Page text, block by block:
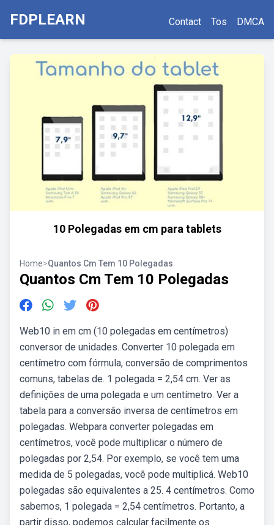
FDPLEARN Contact Tos DMCA
10 Polegadas em cm para tablets
Home>Quantos Cm Tem 10 Polegadas
Quantos Cm Tem 10 Polegadas
Web10 in em cm (10 polegadas em centímetros)
conversor de unidades. Converter 10 polegada em
centímetro com fórmula, conversão de comprimentos
comuns, tabelas de. 1 polegada = 2,54 cm. Ver as
definições de uma polegada e um centímetro. Ver a
tabela para a conversão inversa de centímetros em
polegadas. Webpara converter polegadas em
centímetros, você pode multiplicar o número de
polegadas por 2,54. Por exemplo, se você tem uma
medida de 5 polegadas, você pode multiplicá. Web10
polegadas são equivalentes a 25. 4 centímetros. Como
sabemos, 1 polegada = 2,54 centímetros. Portanto, a
partir disso, podemos calcular facilmente os